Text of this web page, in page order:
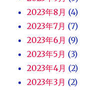
2023年8月 (4)
2023年7月 (7)
2023年6月 (9)
2023年5月 (3)
2023年4月 (2)
2023年3月 (2)